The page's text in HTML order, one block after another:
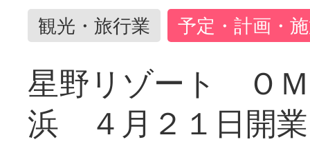
観光・旅行業 予定・計画・
星野リゾート Ｏ
浜 ４月２１日開業